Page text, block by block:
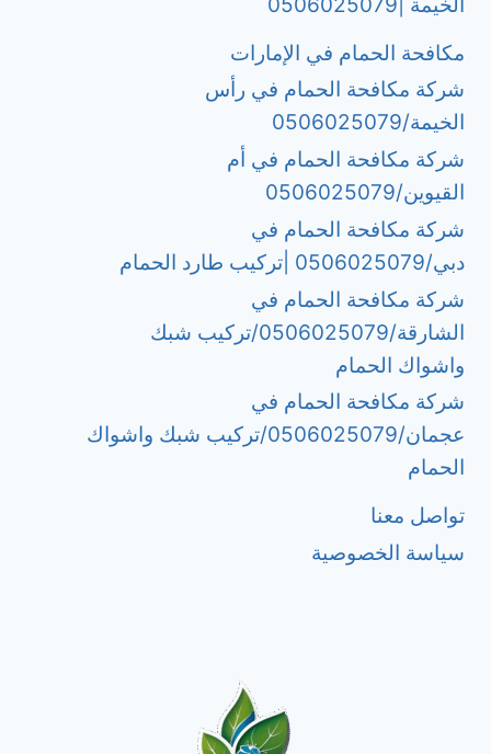
الخيمة |0506025079
مكافحة الحمام في الإمارات
شركة مكافحة الحمام في رأس
الخيمة/0506025079
شركة مكافحة الحمام في أم
القيوين/0506025079
شركة مكافحة الحمام في
دبي/0506025079 |تركيب طارد الحمام
شركة مكافحة الحمام في
الشارقة/0506025079/تركيب شبك
واشواك الحمام
شركة مكافحة الحمام في
عجمان/0506025079/تركيب شبك واشواك
الحمام
تواصل معنا
سياسة الخصوصية